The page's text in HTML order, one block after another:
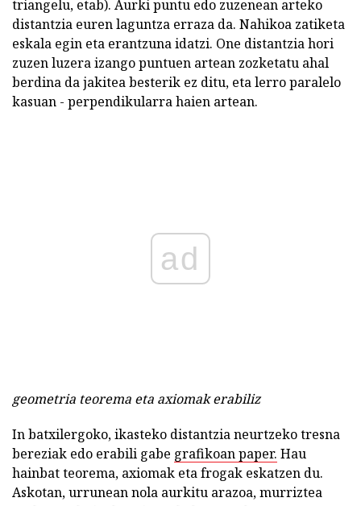
triangelu, etab). Aurki puntu edo zuzenean arteko
distantzia euren laguntza erraza da. Nahikoa zatiketa
eskala egin eta erantzuna idatzi. One distantzia hori
zuzen luzera izango puntuen artean zozketatu ahal
berdina da jakitea besterik ez ditu, eta lerro paralelo
kasuan - perpendikularra haien artean.
ad
geometria teorema eta axiomak erabiliz
In batxilergoko, ikasteko distantzia neurtzeko tresna
bereziak edo erabili gabe grafikoan paper. Hau
hainbat teorema, axiomak eta frogak eskatzen du.
Askotan, urrunean nola aurkitu arazoa, murriztea